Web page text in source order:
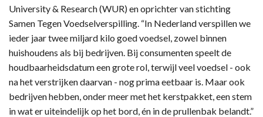
University & Research (WUR) en oprichter van stichting
Samen Tegen Voedselverspilling. “In Nederland verspillen we
ieder jaar twee miljard kilo goed voedsel, zowel binnen
huishoudens als bij bedrijven. Bij consumenten speelt de
houdbaarheidsdatum een grote rol, terwijl veel voedsel - ook
na het verstrijken daarvan - nog prima eetbaar is. Maar ook
bedrijven hebben, onder meer met het kerstpakket, een stem
in wat er uiteindelijk op het bord, én in de prullenbak belandt.”